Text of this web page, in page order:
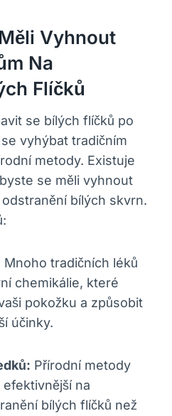
Vyhnout
Na
Flíčků
se⁣ bílých flíčků po
vyhýbat ​tradičním
metody. Existuje‌
se měli vyhnout
bílých skvrn.
⁢ Mnoho tradičních léků
chemikálie, které
pokožku ⁤a‍ způsobit
účinky.
Přírodní metody
na
bílých flíčků než